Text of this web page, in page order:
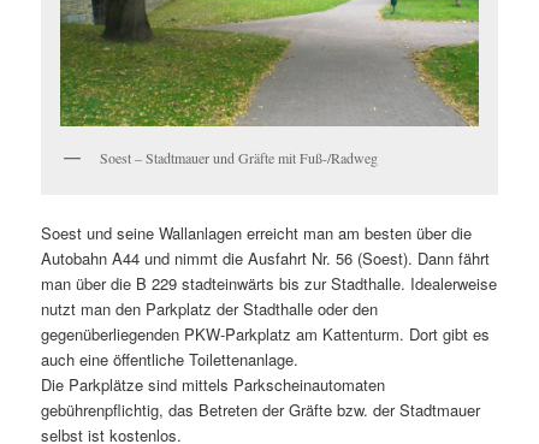
Soest – Stadtmauer und Gräfte mit Fuß-/Radweg
Soest und seine Wallanlagen erreicht man am besten über die
Autobahn A44 und nimmt die Ausfahrt Nr. 56 (Soest). Dann fährt
man über die B 229 stadteinwärts bis zur Stadthalle. Idealerweise
nutzt man den Parkplatz der Stadthalle oder den
gegenüberliegenden PKW-Parkplatz am Kattenturm. Dort gibt es
auch eine öffentliche Toilettenanlage.
Die Parkplätze sind mittels Parkscheinautomaten
gebührenpflichtig, das Betreten der Gräfte bzw. der Stadtmauer
selbst ist kostenlos.